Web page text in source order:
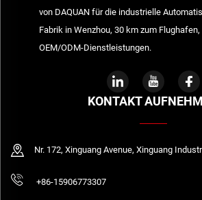
von DAQUAN für die industrielle
Fabrik in Wenzhou, 30 km zum
OEM/ODM-Dienstleistungen.
KONTAKT
Nr. 172, Xinguang Avenue, Xinguang
+86-15906773307